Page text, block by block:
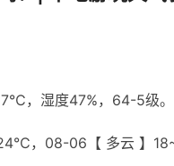
，湿度47%，64-5级。
，08-06【 多云 】